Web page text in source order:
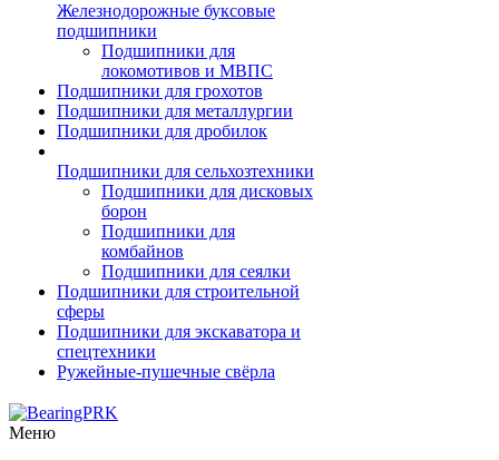
Железнодорожные буксовые
подшипники
Подшипники для
локомотивов и МВПС
Подшипники для грохотов
Подшипники для металлургии
Подшипники для дробилок
Подшипники для сельхозтехники
Подшипники для дисковых
борон
Подшипники для
комбайнов
Подшипники для сеялки
Подшипники для строительной
сферы
Подшипники для экскаватора и
спецтехники
Ружейные-пушечные свёрла
Меню